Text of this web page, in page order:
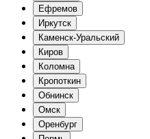
Ефремов
Иркутск
Каменск-Уральский
Киров
Коломна
Кропоткин
Обнинск
Омск
Оренбург